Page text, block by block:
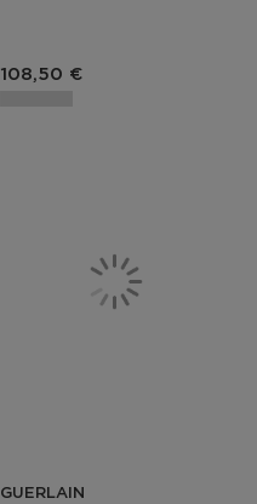
Prix du produit
108,50 €
GUERLAIN